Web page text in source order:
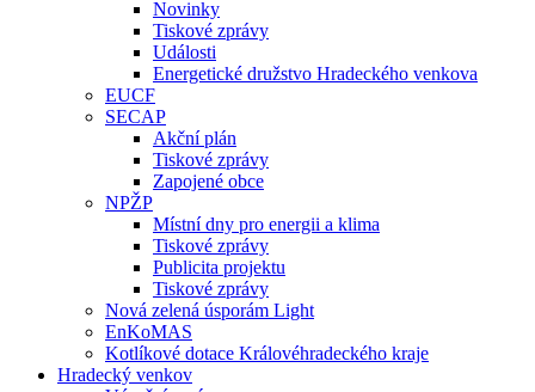
Novinky
Tiskové zprávy
Události
Energetické družstvo Hradeckého venkova
EUCF
SECAP
Akční plán
Tiskové zprávy
Zapojené obce
NPŽP
Místní dny pro energii a klima
Tiskové zprávy
Publicita projektu
Tiskové zprávy
Nová zelená úsporám Light
EnKoMAS
Kotlíkové dotace Královéhradeckého kraje
Hradecký venkov